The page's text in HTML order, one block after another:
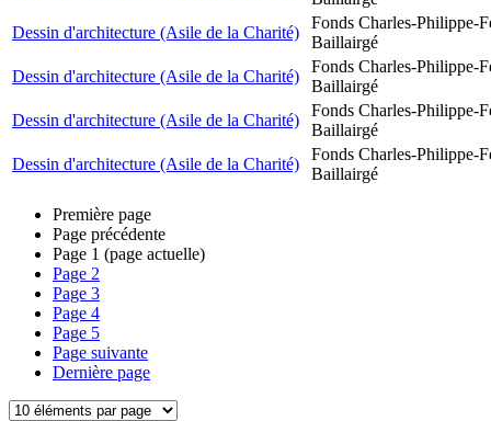
Dessin d'architecture (Asile de la Charité)
Fonds Charles-Philippe-
Baillairgé
Dessin d'architecture (Asile de la Charité)
Fonds Charles-Philippe-
Baillairgé
Dessin d'architecture (Asile de la Charité)
Fonds Charles-Philippe-
Baillairgé
Dessin d'architecture (Asile de la Charité)
Fonds Charles-Philippe-
Baillairgé
Première page
Page précédente
Page 1 (page actuelle)
Page 2
Page 3
Page 4
Page 5
Page suivante
Dernière page